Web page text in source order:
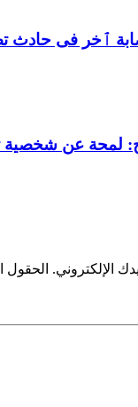
ٱخر فى حادث
لمحة عن شخصية
الإلكتروني. الحقول